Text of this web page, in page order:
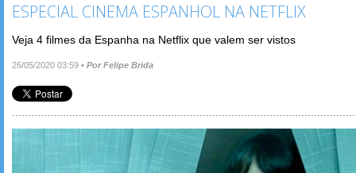
ESPECIAL CINEMA ESPANHOL NA NETFLIX
Veja 4 filmes da Espanha na Netflix que valem ser vistos
26/05/2020 03:59 • Por Felipe Brida